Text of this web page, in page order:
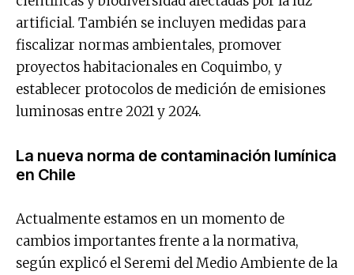
artificial. También se incluyen medidas para
fiscalizar normas ambientales, promover
proyectos habitacionales en Coquimbo, y
establecer protocolos de medición de emisiones
luminosas entre 2021 y 2024.
La nueva norma de contaminación lumínica
en Chile
Actualmente estamos en un momento de
cambios importantes frente a la normativa,
según explicó el Seremi del Medio Ambiente de la